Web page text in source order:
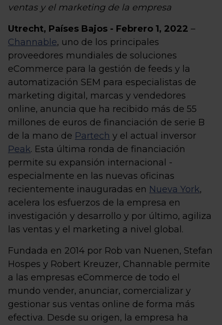
ventas y el marketing de la empresa
Utrecht, Países Bajos - Febrero 1, 2022 –
Channable, uno de los principales
proveedores mundiales de soluciones
eCommerce para la gestión de feeds y la
automatización SEM para especialistas de
marketing digital, marcas y vendedores
online, anuncia que ha recibido más de 55
millones de euros de financiación de serie B
de la mano de Partech y el actual inversor
Peak. Esta última ronda de financiación
permite su expansión internacional -
especialmente en las nuevas oficinas
recientemente inauguradas en Nueva York,
acelera los esfuerzos de la empresa en
investigación y desarrollo y por último, agiliza
las ventas y el marketing a nivel global.
Fundada en 2014 por Rob van Nuenen, Stefan
Hospes y Robert Kreuzer, Channable permite
a las empresas eCommerce de todo el
mundo vender, anunciar, comercializar y
gestionar sus ventas online de forma más
efectiva. Desde su origen, la empresa ha